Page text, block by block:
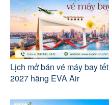
Lịch mở bán vé máy bay tết
2027 hãng EVA Air